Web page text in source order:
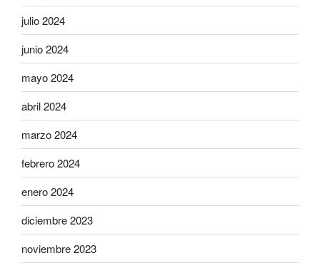
julio 2024
junio 2024
mayo 2024
abril 2024
marzo 2024
febrero 2024
enero 2024
diciembre 2023
noviembre 2023